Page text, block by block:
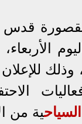
قدس
وذلك
السياحية من